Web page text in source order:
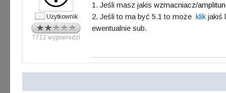
Użytkownik
7712 wypowiedzi
1. Jeśli masz jakis wzmacniacz/
2. Jeśli to ma być 5.1 to może klik jakiś
ewentualnie sub.